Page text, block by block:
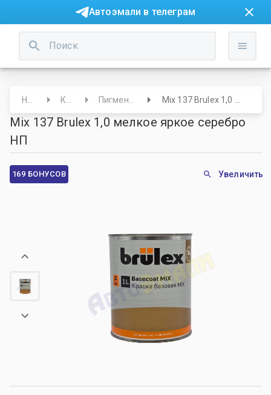
Автоэмали в телеграм
Mix 137 Brulex 1,0 мелкое яркое серебро
НП
169 БОНУСОВ Увеличить